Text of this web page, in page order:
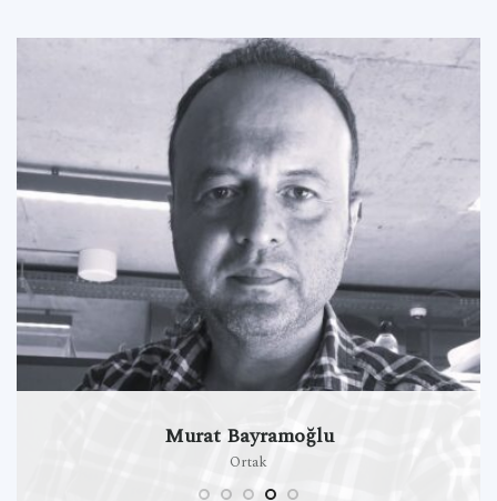
Murat Bayramoğlu
Ortak